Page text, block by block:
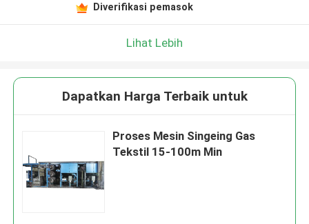
Diverifikasi pemasok
Lihat Lebih
Dapatkan Harga Terbaik untuk
Proses Mesin Singeing Gas
Tekstil 15-100m Min